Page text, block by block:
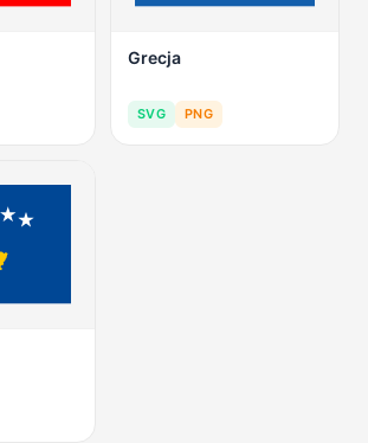
Grecja
SVG PNG